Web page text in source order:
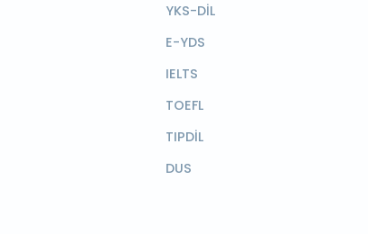
YKS-DİL
E-YDS
IELTS
TOEFL
TIPDİL
DUS